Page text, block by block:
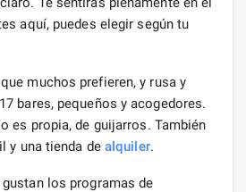
aquí, puedes elegir según tu
muchos prefieren, y rusa y
bares, pequeños y acogedores.
es propia, de guijarros. También
y una tienda de alquiler.
los programas de